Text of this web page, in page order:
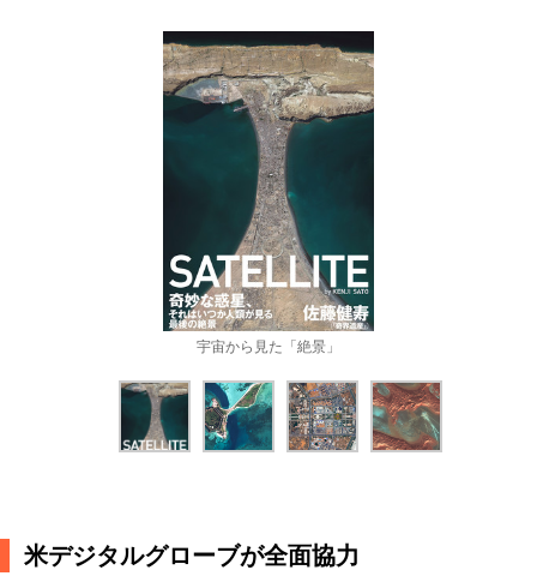
宇宙から見た「絶景」
米デジタルグローブが全面協力